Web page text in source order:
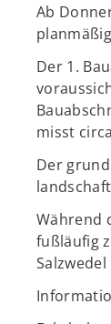
Ab
Der 1.
misst
Der
Während
fußläufig